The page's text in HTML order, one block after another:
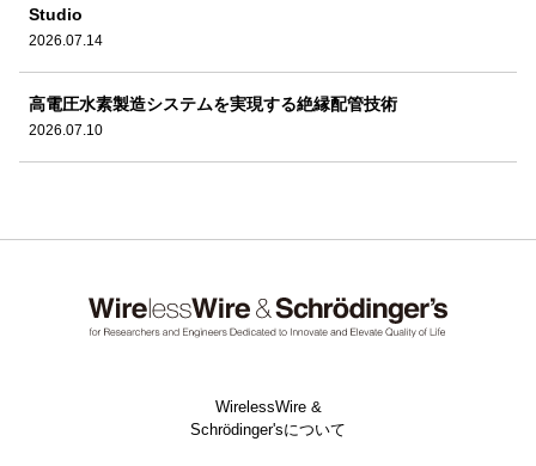
Studio
2026.07.14
高電圧水素製造システムを実現する絶縁配管技術
2026.07.10
WirelessWire &
Schrödinger'sについて